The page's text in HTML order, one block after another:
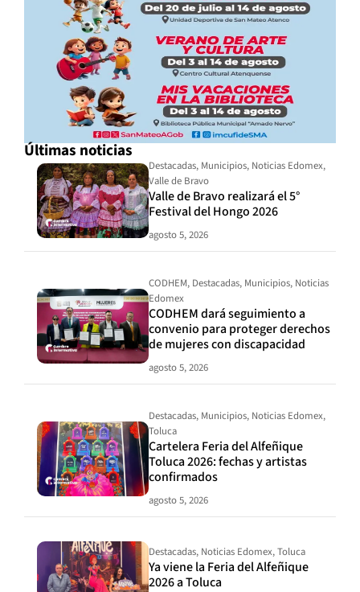
Últimas noticias
Destacadas, Municipios, Noticias Edomex,
Valle de Bravo
Valle de Bravo realizará el 5°
Festival del Hongo 2026
agosto 5, 2026
CODHEM, Destacadas, Municipios, Noticias
Edomex
CODHEM dará seguimiento a
convenio para proteger derechos
de mujeres con discapacidad
agosto 5, 2026
Destacadas, Municipios, Noticias Edomex,
Toluca
Cartelera Feria del Alfeñique
Toluca 2026: fechas y artistas
confirmados
agosto 5, 2026
Destacadas, Noticias Edomex,Toluca
Ya viene la Feria del Alfeñique
2026 a Toluca